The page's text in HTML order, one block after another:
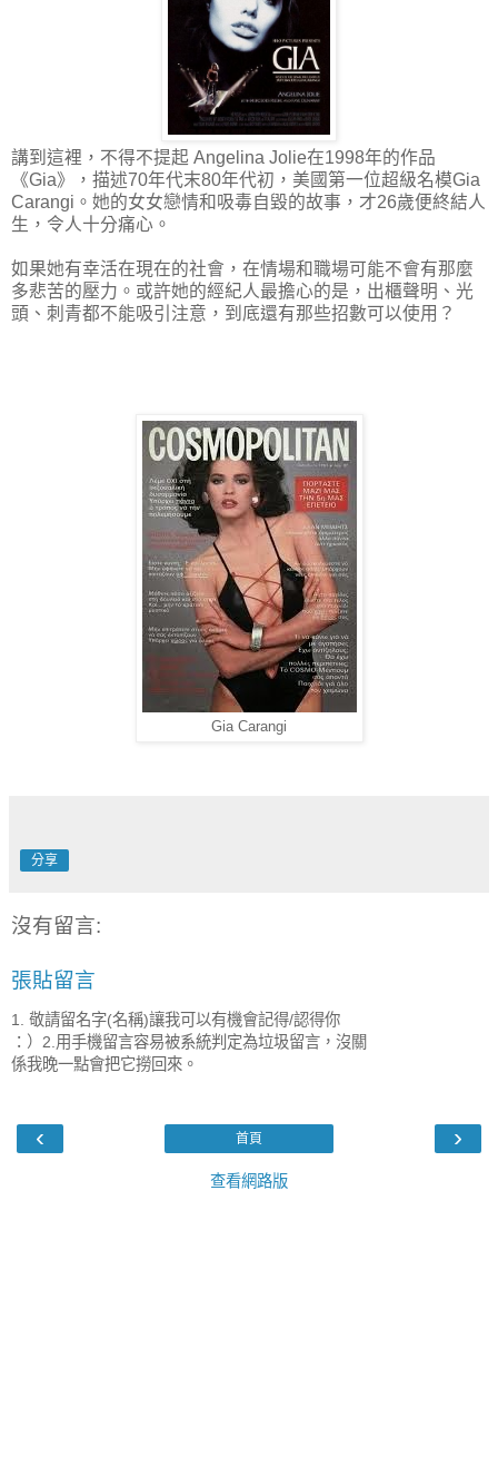
講到這裡，不得不提起 Angelina Jolie在1998年的作品
《Gia》，描述70年代末80年代初，美國第一位超級名模Gia
Carangi。她的女女戀情和吸毒自毀的故事，才26歲便終結人
生，令人十分痛心。
如果她有幸活在現在的社會，在情場和職場可能不會有那麼
多悲苦的壓力。或許她的經紀人最擔心的是，出櫃聲明、光
頭、刺青都不能吸引注意，到底還有那些招數可以使用？
Gia Carangi
分享
沒有留言:
張貼留言
1. 敬請留名字(名稱)讓我可以有機會記得/認得你
：）2.用手機留言容易被系統判定為垃圾留言，沒關
係我晚一點會把它撈回來。
‹ ›
首頁
查看網路版